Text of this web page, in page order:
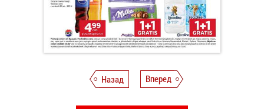
Назад Вперед